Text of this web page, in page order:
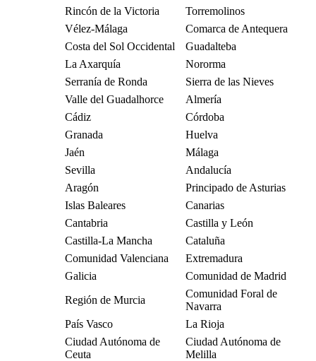
Rincón de la Victoria
Torremolinos
Vélez-Málaga
Comarca de Antequera
Costa del Sol Occidental
Guadalteba
La Axarquía
Nororma
Serranía de Ronda
Sierra de las Nieves
Valle del Guadalhorce
Almería
Cádiz
Córdoba
Granada
Huelva
Jaén
Málaga
Sevilla
Andalucía
Aragón
Principado de Asturias
Islas Baleares
Canarias
Cantabria
Castilla y León
Castilla-La Mancha
Cataluña
Comunidad Valenciana
Extremadura
Galicia
Comunidad de Madrid
Región de Murcia
Comunidad Foral de
Navarra
País Vasco
La Rioja
Ciudad Autónoma de
Ceuta
Ciudad Autónoma de
Melilla